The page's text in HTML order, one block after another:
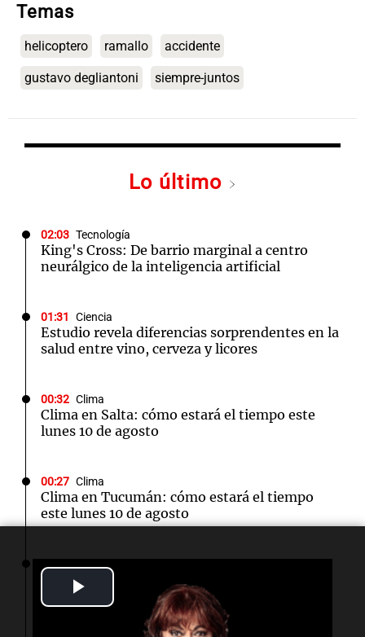
Video
Temas
helicoptero ramallo accidente
gustavo degliantoni siempre-juntos
Lo último
02:03 Tecnología
King's Cross: De barrio marginal a centro
neurálgico de la inteligencia artificial
01:31 Ciencia
Estudio revela diferencias sorprendentes en la
salud entre vino, cerveza y licores
00:32 Clima
Clima en Salta: cómo estará el tiempo este
lunes 10 de agosto
00:27 Clima
Clima en Tucumán: cómo estará el tiempo
este lunes 10 de agosto
00:22 Clima
Clima en Mendoza: cómo estará el tiempo
este lunes 10 de agosto